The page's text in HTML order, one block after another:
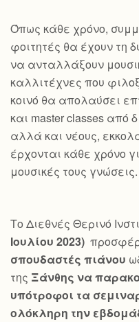
Όπως κάθε χρόνο,
φοιτητές θα έχουν τη
να ανταλλάξουν
καλλιτέχνες που
κοινό θα απολαύσει
και master classes από
αλλά και νέους,
έρχονται κάθε χρόνο
μουσικές τους γνώσεις.
Το Διεθνές Θερινό
Ιουλίου 2023)
σπουδαστές πιάνου
της Ξάνθης να
υπότροφοι τα
ολόκληρη την